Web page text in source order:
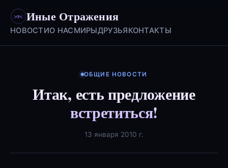
Иные Отражения
НОВОСТИО НАСМИРЫДРУЗЬЯКОНТАКТЫ
ОБЩИЕ НОВОСТИ
Итак, есть предложение
встретиться!
13 января 2010 г.